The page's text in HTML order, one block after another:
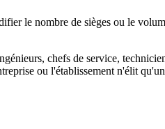
le nombre de sièges ou le
chefs de service,
ou l'établissement n'élit